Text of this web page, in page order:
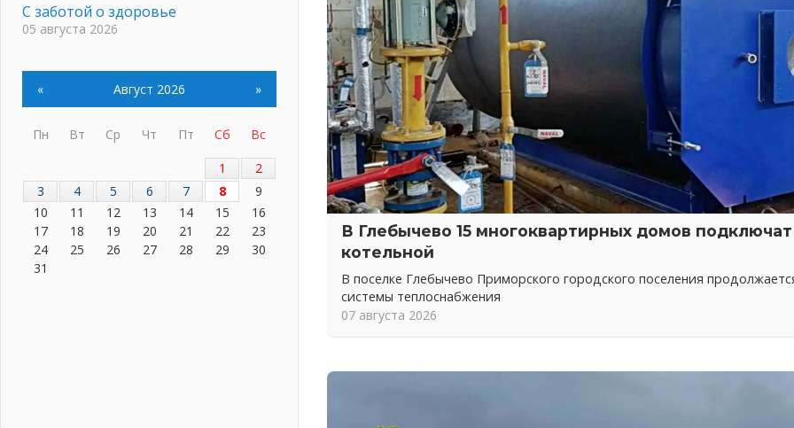
В Глебычево 15 многоквартирных домов подключат
котельной
В поселке Глебычево Приморского городского поселения
системы теплоснабжения
07 августа 2026
С заботой о здоровье
05 августа 2026
05 августа 2026
Пульс региона
«Результат командный, заслуга
05 августа 2026
Вдохновлять, просвещать и
объединять!
05 августа 2026
Не оставят в беде
« Август 2026 »
Пн Вт Ср Чт Пт Сб
Вс
1
2
3
4 5 6 7 8
9
10
11 12 13 14 15
16
17
18 19 20 21 22
23
24
25 26 27 28 29
30
31